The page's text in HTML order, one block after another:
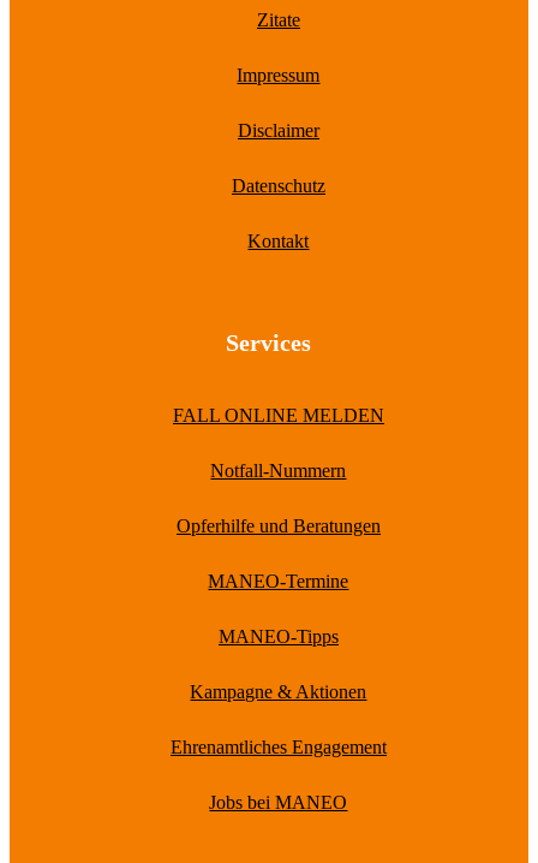
Zitate
Impressum
Disclaimer
Datenschutz
Kontakt
Services
FALL ONLINE MELDEN
Notfall-Nummern
Opferhilfe und Beratungen
MANEO-Termine
MANEO-Tipps
Kampagne & Aktionen
Ehrenamtliches Engagement
Jobs bei MANEO